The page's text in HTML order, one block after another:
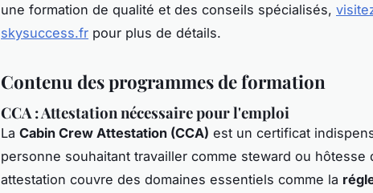
une formation de qualité et des conseils spécialisés,
skysuccess.fr pour plus de détails.
Contenu des programmes de formation
CCA : Attestation nécessaire pour l'emploi
La Cabin Crew Attestation (CCA) est un certificat
personne souhaitant travailler comme steward ou hôtesse
attestation couvre des domaines essentiels comme la